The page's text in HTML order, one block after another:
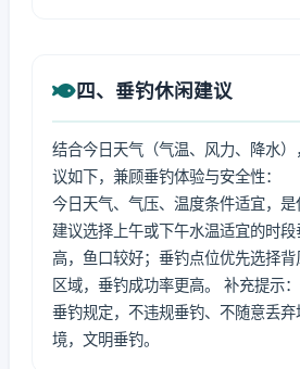
四、垂钓休闲建议
结合今日天气（气温、风力、降水
议如下，兼顾垂钓体验与安全性：
今日天气、气压、温度条件适宜，是
建议选择上午或下午水温适宜的时
高，鱼口较好；垂钓点位优先选择
区域，垂钓成功率更高。 补充提示
垂钓规定，不违规垂钓、不随意丢
境，文明垂钓。